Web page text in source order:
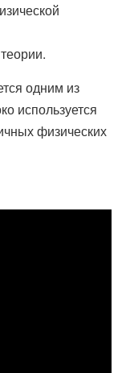
одним из
используется
физических